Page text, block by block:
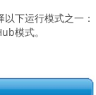
下运行模式之一：
模式。